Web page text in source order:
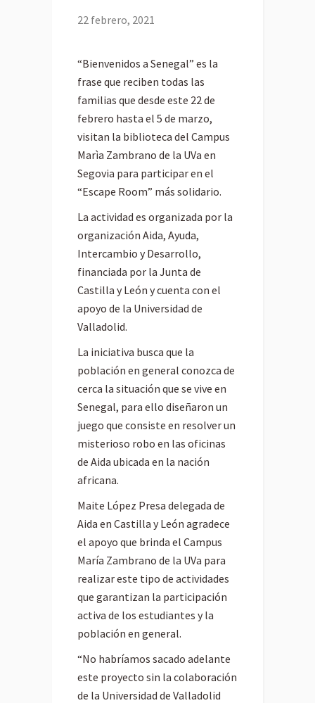
22 febrero, 2021
“Bienvenidos a Senegal” es la
frase que reciben todas las
familias que desde este 22 de
febrero hasta el 5 de marzo,
visitan la biblioteca del Campus
Marìa Zambrano de la UVa en
Segovia para participar en el
“Escape Room” más solidario.
La actividad es organizada por la
organización Aida, Ayuda,
Intercambio y Desarrollo,
financiada por la Junta de
Castilla y León y cuenta con el
apoyo de la Universidad de
Valladolid.
La iniciativa busca que la
población en general conozca de
cerca la situación que se vive en
Senegal, para ello diseñaron un
juego que consiste en resolver un
misterioso robo en las oficinas
de Aida ubicada en la nación
africana.
Maite López Presa delegada de
Aida en Castilla y León agradece
el apoyo que brinda el Campus
María Zambrano de la UVa para
realizar este tipo de actividades
que garantizan la participación
activa de los estudiantes y la
población en general.
“No habríamos sacado adelante
este proyecto sin la colaboración
de la Universidad de Valladolid